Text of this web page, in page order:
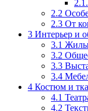
2.2
2.3 От
3 Интерьер и
3.1
3.2
3.3
3.4
4 Костюм и
4.1
4.2